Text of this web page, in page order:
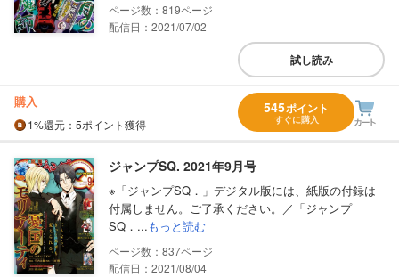
819
配信日：2021/07/02
試し読み
購入
1%還元 ：5ポイント獲得
545ポイント
すぐに購入
ジャンプSQ. 2021年9月号
※「ジャンプSQ．」デジタル版には、紙版の付録は
付属しません。ご了承ください。／「ジャンプ
SQ．...もっと読む
837
配信日：2021/08/04